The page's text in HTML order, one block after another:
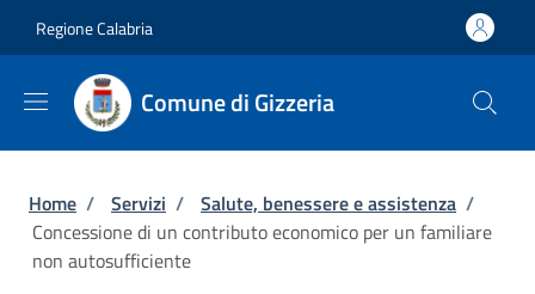
Regione Calabria
Comune di Gizzeria
Briciole di pane
Home / Servizi / Salute, benessere e assistenza /
Concessione di un contributo economico per un familiare
non autosufficiente